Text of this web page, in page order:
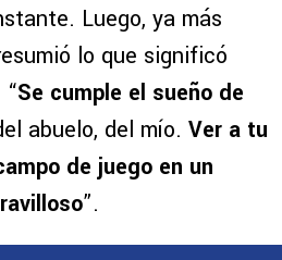
Luego, ya más
lo que significó
Se cumple el sueño de
abuelo, del mío. Ver a tu
de juego en un
”.